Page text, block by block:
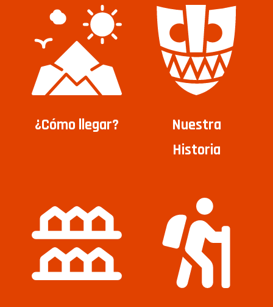
¿Cómo llegar?
Nuestra
Historia